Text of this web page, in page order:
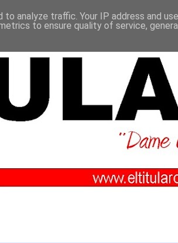
analyze traffic. Your IP address and
to ensure quality of service,